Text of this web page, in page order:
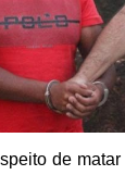
de